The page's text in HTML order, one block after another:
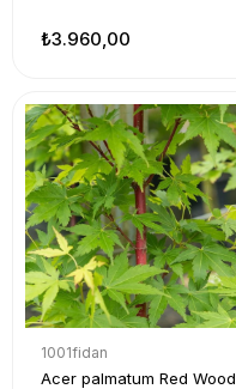
₺3.960,00
1001fidan
Acer palmatum Red Wood